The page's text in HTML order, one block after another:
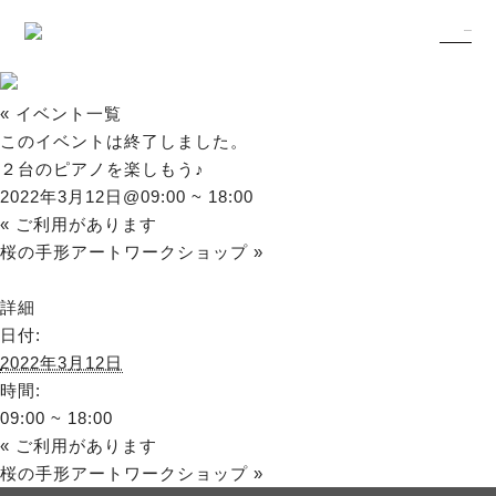
« イベント一覧
このイベントは終了しました。
２台のピアノを楽しもう♪
2022年3月12日@09:00 ~ 18:00
« ご利用があります
桜の手形アートワークショップ »
詳細
日付:
2022年3月12日
時間:
09:00 ~ 18:00
« ご利用があります
桜の手形アートワークショップ »